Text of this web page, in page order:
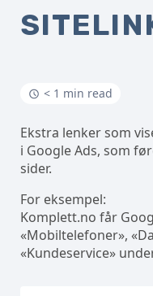
< 1 min read
Ekstra lenker som
i Google Ads, som
sider.
For eksempel:
Komplett.no får
«Mobiltelefoner»,
«Kundeservice»